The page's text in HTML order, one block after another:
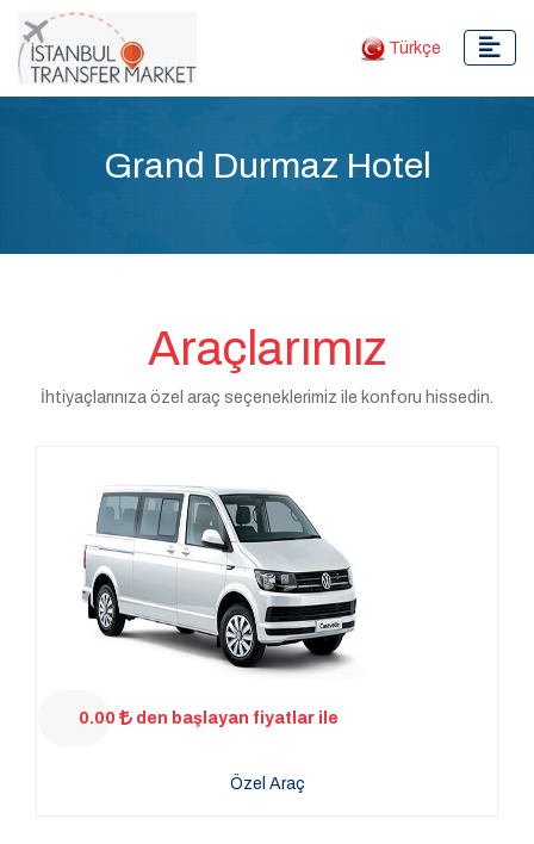
Türkçe
Grand Durmaz Hotel
Araçlarımız
İhtiyaçlarınıza özel araç seçeneklerimiz ile konforu hissedin.
0.00 den başlayan fiyatlar ile
Özel Araç